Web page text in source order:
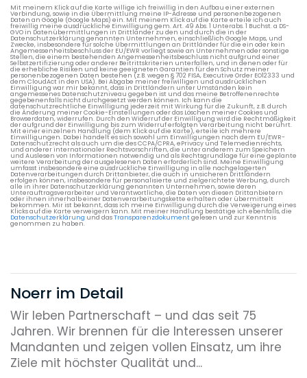
Mit meinem Klick auf die Karte willige ich freiwillig in den Aufbau einer externen
Verbindung, sowie in die Übermittlung meine IP-Adresse und personenbezogenen
Daten an Google (Google Maps) ein. Mit meinem Klick auf die Karte erteile ich auch
freiwillig meine ausdrückliche Einwilligung gem. Art. 49 Abs. 1 Unterabs. 1 Buchst. a DS-
GVO in Datenübermittlungen in Drittländer zu den und durch die in der
Datenschutzerklärung genannten Unternehmen, einschließlich Google Maps, und
Zwecke, insbesondere für solche Übermittlungen an Drittländer für die ein oder kein
Angemessenheitsbeschluss der EU/EWR vorliegt sowie an Unternehmen oder sonstige
Stellen, die einem bestehenden Angemessenheitsbeschluss nicht aufgrund einer
Selbstzertifizierung oder anderer Beitrittskriterien unterfallen, und in denen oder für
die erhebliche Risiken und keine geeigneten Garantien für den Schutz meiner
personenbezogenen Daten bestehen (z.B. wegen § 702 FISA, Executive Order EO12333 und
dem CloudAct in den USA). Bei Abgabe meiner freiwilligen und ausdrücklichen
Einwilligung war mir bekannt, dass in Drittländern unter Umständen kein
angemessenes Datenschutzniveau gegeben ist und das meine Betroffenenrechte
gegebenenfalls nicht durchgesetzt werden können. Ich kann die
datenschutzrechtliche Einwilligung jederzeit mit Wirkung für die Zukunft, z.B. durch
die Änderung meiner Cookie-Einstellungen oder das Löschen meiner Cookies und
Browserdaten, widerrufen. Durch den Widerruf der Einwilligung wird die Rechtmäßigkeit
der aufgrund der Einwilligung bis zum Widerruf erfolgten Verarbeitung nicht berührt.
Mit einer einzelnen Handlung (dem Klick auf die Karte), erteile ich mehrere
Einwilligungen. Dabei handelt es sich sowohl um Einwilligungen nach dem EU/EWR-
Datenschutzrecht als auch um die des CCPA/CPRA, ePrivacy und Telemedienrechts,
und anderer internationaler Rechtsvorschriften, die unter anderem zum Speichern
und Auslesen von Informationen notwendig und als Rechtsgrundlage für eine geplante
weitere Verarbeitung der ausgelesenen Daten erforderlich sind. Meine Einwilligung
umfasst insbesondere eine ausdrückliche Einwilligung in alle nachgelagerten
Datenverarbeitungen durch Drittanbieter, die auch in unsicheren Drittländern
erfolgen können, insbesondere für personalisierte und zielgerichtete Werbung, durch
alle in ihrer Datenschutzerklärung genannten Unternehmen, sowie deren
Unterauftragsverarbeiter und Verantwortliche, die Daten von diesen Drittanbietern
oder ihnen innerhalb einer Datenverarbeitungskette erhalten oder übermittelt
bekommen. Mir ist bekannt, dass ich meine Einwilligung durch die Verweigerung eines
Klicks auf die Karte verweigern kann. Mit meiner Handlung bestätige ich ebenfalls, die
Datenschutzerklärung und dasTransparenzdokumentgelesen und zur Kenntnis
genommen zu haben.
Noerr im Detail
Wir leben Partnerschaft – und das seit 75
Jahren. Wir brennen für die Interessen unserer
Mandanten und zeigen vollen Einsatz, um ihre
Ziele mit höchster Qualität und...